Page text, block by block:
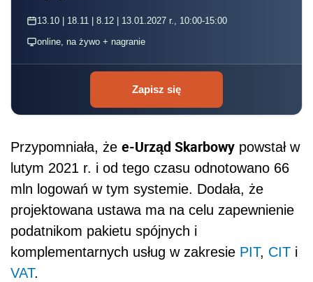
13.10 | 18.11 | 8.12 | 13.01.2027 r., 10:00-15:00
online, na żywo + nagranie
Zapisz się
Przypomniała, że e-Urząd Skarbowy powstał w
lutym 2021 r. i od tego czasu odnotowano 66
mln logowań w tym systemie. Dodała, że
projektowana ustawa ma na celu zapewnienie
podatnikom pakietu spójnych i
komplementarnych usług w zakresie PIT, CIT i
VAT.